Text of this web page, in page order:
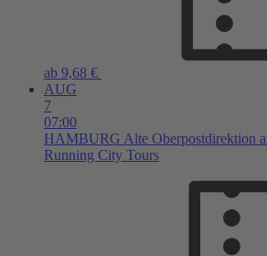
ab 9,68 €
AUG
7
07:00
HAMBURG Alte Oberpostdirektion
Running City Tours